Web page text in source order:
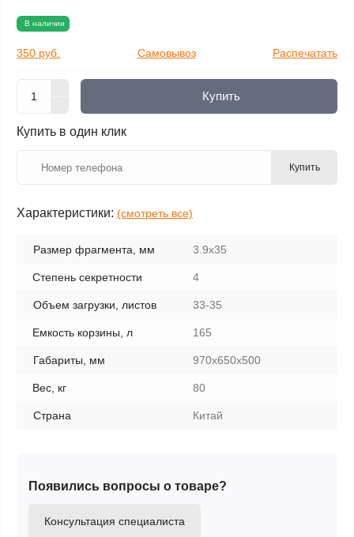
В наличии
350 руб. Самовывоз Распечатать
Купить
Купить в один клик
Купить
Характеристики: (смотреть все)
Размер фрагмента, мм 3.9х35
Степень секретности 4
Объем загрузки, листов 33-35
Емкость корзины, л 165
Габариты, мм 970х650х500
Вес, кг 80
Страна Китай
Появились вопросы о товаре?
Консультация специалиста